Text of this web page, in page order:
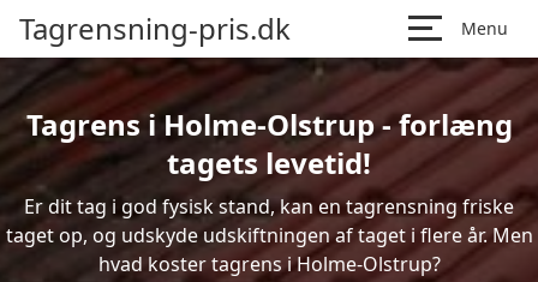
Tagrensning-pris.dk Menu
Tagrens i Holme-Olstrup - forlæng
tagets levetid!
Er dit tag i god fysisk stand, kan en tagrensning friske
taget op, og udskyde udskiftningen af taget i flere år. Men
hvad koster tagrens i Holme-Olstrup?